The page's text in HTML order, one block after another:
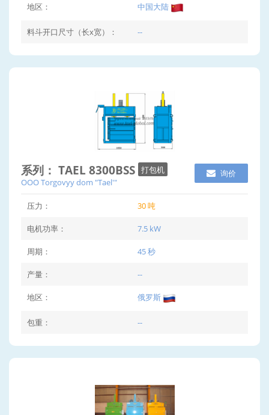
地区： 中国大陆
料斗开口尺寸（长x宽）： --
系列： TAEL 8300BSS 打包机
OOO Torgovyy dom "Tael'"
询价
压力： 30 吨
电机功率： 7.5 kW
周期： 45 秒
产量： --
地区： 俄罗斯
包重： --